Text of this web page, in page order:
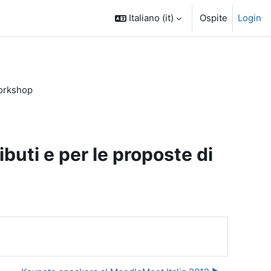
Italiano ‎(it)‎ Ospite Login
e per le proposte di